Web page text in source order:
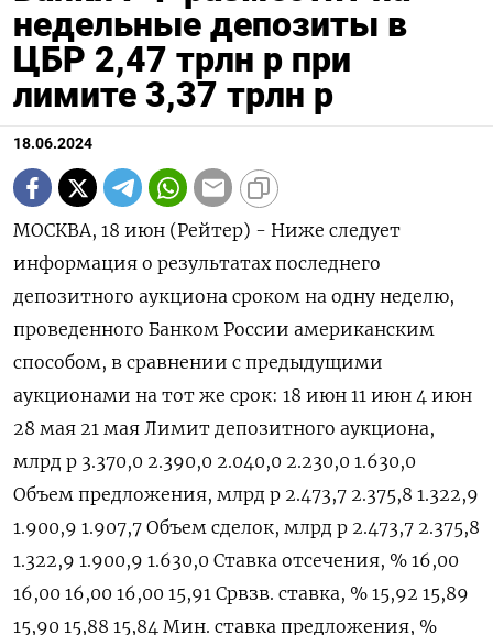
недельные депозиты в
ЦБР 2,47 трлн р при
лимите 3,37 трлн р
18.06.2024
МОСКВА, 18 июн (Рейтер) - Ниже следует
информация о результатах последнего
депозитного аукциона сроком на одну неделю,
проведенного Банком России американским
способом, в сравнении с предыдущими
аукционами на тот же срок: 18 июн 11 июн 4 июн
28 мая 21 мая Лимит депозитного аукциона,
млрд р 3.370,0 2.390,0 2.040,0 2.230,0 1.630,0
Объем предложения, млрд р 2.473,7 2.375,8 1.322,9
1.900,9 1.907,7 Объем сделок, млрд р 2.473,7 2.375,8
1.322,9 1.900,9 1.630,0 Ставка отсечения, % 16,00
16,00 16,00 16,00 15,91 Срвзв. ставка, % 15,92 15,89
15,90 15,88 15,84 Мин. ставка предложения, %